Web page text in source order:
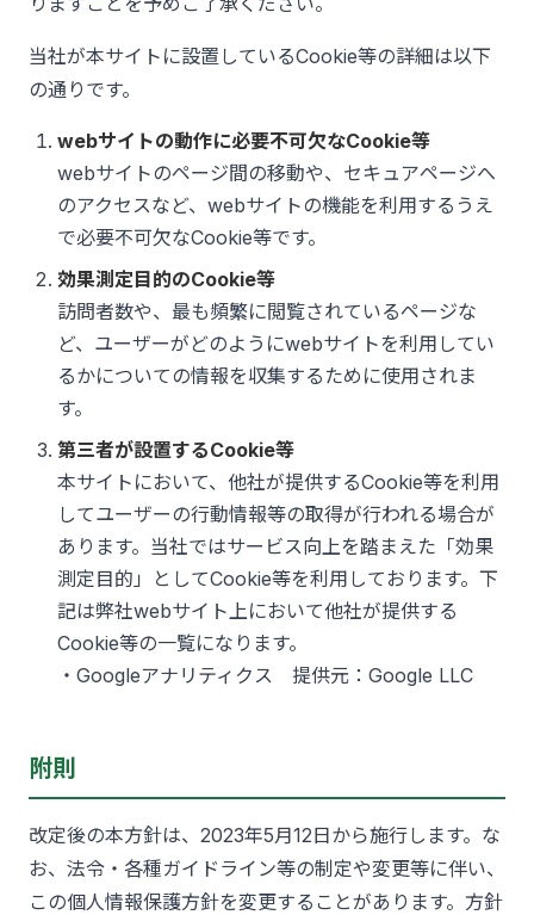
当社が本サイトに設置しているCookie等の詳細は以下
の通りです。
webサイトの動作に必要不可欠なCookie等
webサイトのページ間の移動や、セキュアページへ
のアクセスなど、webサイトの機能を利用するうえ
で必要不可欠なCookie等です。
効果測定目的のCookie等
訪問者数や、最も頻繁に閲覧されているページな
ど、ユーザーがどのようにwebサイトを利用してい
るかについての情報を収集するために使用されま
す。
第三者が設置するCookie等
本サイトにおいて、他社が提供するCookie等を利用
してユーザーの行動情報等の取得が行われる場合が
あります。当社ではサービス向上を踏まえた「効果
測定目的」としてCookie等を利用しております。下
記は弊社webサイト上において他社が提供する
Cookie等の一覧になります。
・Googleアナリティクス 提供元：Google LLC
附則
改定後の本方針は、2023年5月12日から施行します。な
お、法令・各種ガイドライン等の制定や変更等に伴い、
この個人情報保護方針を変更することがあります。方針